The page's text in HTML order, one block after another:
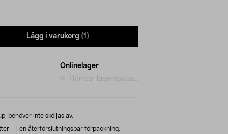
Lägg i varukorg (1)
Onlinelager
Hämtar lagerstatus...
behöver inte sköljas av.
– i en återförslutningsbar förpackning.